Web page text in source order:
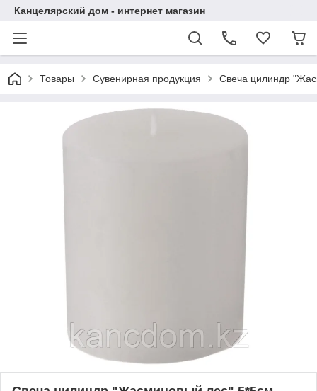
Канцелярский дом - интернет магазин
Товары Сувенирная продукция Свеча цилиндр